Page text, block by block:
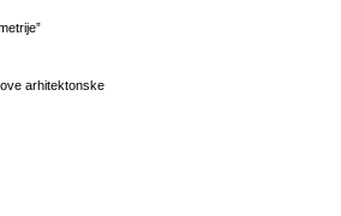
arhitektonske